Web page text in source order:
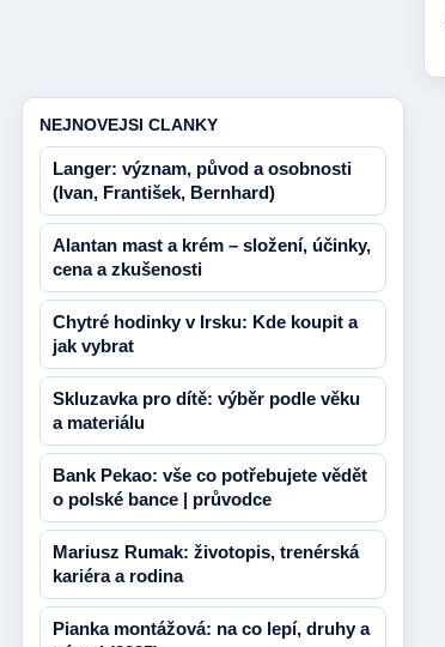
NEJNOVEJSI CLANKY
Langer: význam, původ a osobnosti
(Ivan, František, Bernhard)
Alantan mast a krém – složení, účinky,
cena a zkušenosti
Chytré hodinky v Irsku: Kde koupit a
jak vybrat
Skluzavka pro dítě: výběr podle věku
a materiálu
Bank Pekao: vše co potřebujete vědět
o polské bance | průvodce
Mariusz Rumak: životopis, trenérská
kariéra a rodina
Pianka montážová: na co lepí, druhy a